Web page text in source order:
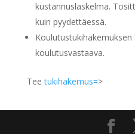
kustannuslaskelma.
kuin pyydettäessä.
Koulutustukihakemuksen
koulutusvastaava.
Teetukihakemus=>